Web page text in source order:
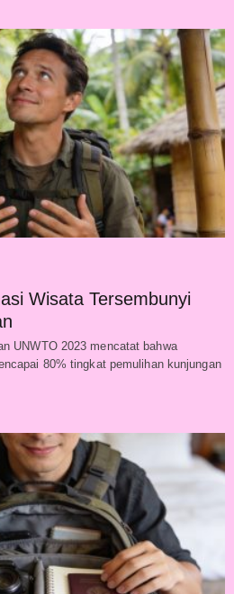
Wisata Tersembunyi
UNWTO 2023 mencatat bahwa
80% tingkat pemulihan kunjungan